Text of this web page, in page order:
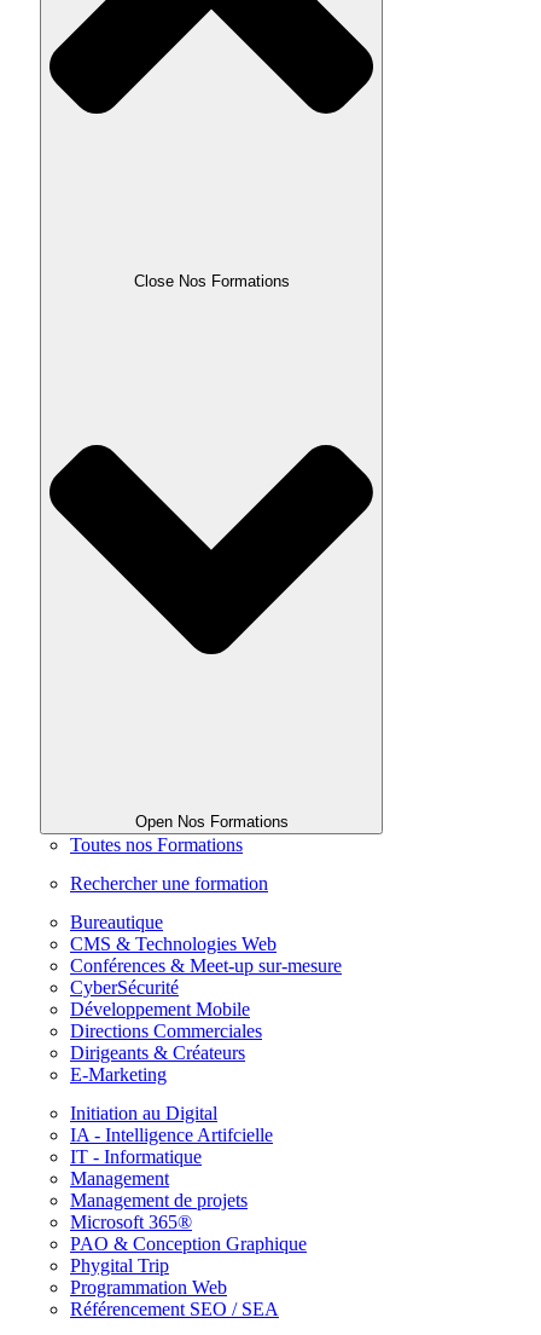
Close Nos Formations
Open Nos Formations
Toutes nos Formations
Rechercher une formation
Bureautique
CMS & Technologies Web
Conférences & Meet-up sur-mesure
CyberSécurité
Développement Mobile
Directions Commerciales
Dirigeants & Créateurs
E-Marketing
Initiation au Digital
IA - Intelligence Artifcielle
IT - Informatique
Management
Management de projets
Microsoft 365®
PAO & Conception Graphique
Phygital Trip
Programmation Web
Référencement SEO / SEA